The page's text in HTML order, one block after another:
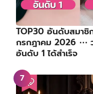
TOP30 อันดับสมาชิ
กรกฎาคม 2026 ⋯
อันดับ 1 ได้สำเร็จ